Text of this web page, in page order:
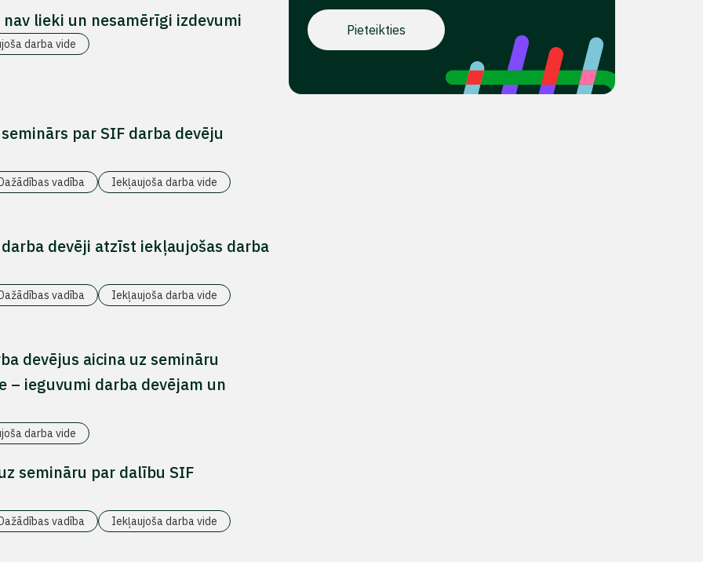
lieki un nesamērīgi izdevumi
darba vide
par SIF darba devēju
vadība Iekļaujoša darba vide
devēji atzīst iekļaujošas darba
vadība Iekļaujoša darba vide
devējus aicina uz semināru
– ieguvumi darba devējam un
darba vide
semināru par dalību SIF
vadība Iekļaujoša darba vide